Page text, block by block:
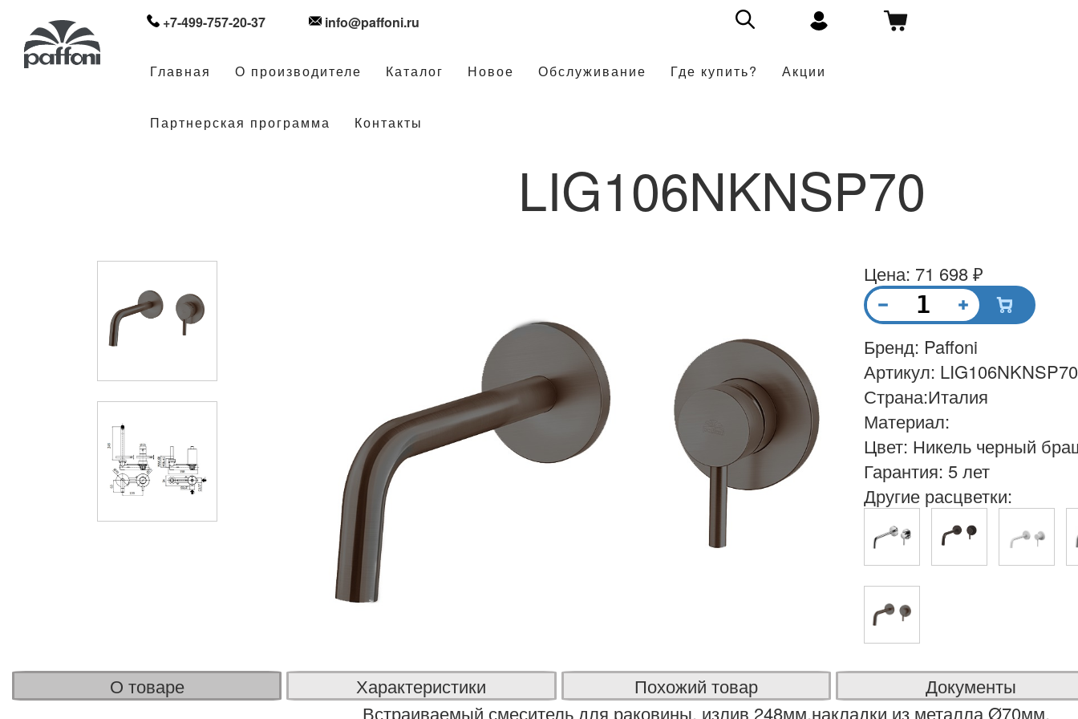
+7-499-757-20-37 info@paffoni.ru
Главная О производителе Каталог Новое Обслуживание Где купить? Акции
Партнерская программа Контакты
LIG106NKNSP70
О товаре Характеристики Похожий товар
Документы
Встраиваемый смеситель для раковины, излив 248мм,накладки из металла Ø70мм,
Цена: 71 698 ₽
Бренд: Paffoni
Артикул: LIG106NKNSP70
Страна:Италия
Материал:
Цвет: Никель черный
Гарантия: 5 лет
Другие расцветки: